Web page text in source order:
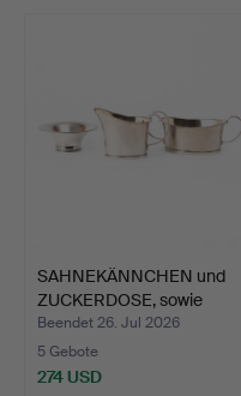
SAHNEKÄNNCHEN und
ZUCKERDOSE, sowie
SCHALE…
Beendet 26. Jul 2026
5 Gebote
274 USD